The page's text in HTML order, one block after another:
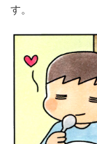
す。